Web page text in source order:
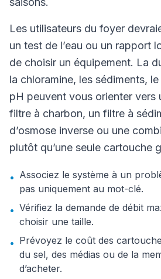
Les utilisateurs du foyer
un test de l’eau ou un rapport
de choisir un équipement. La
la chloramine, les sédiments,
pH peuvent vous orienter vers
filtre à charbon, un filtre à
d’osmose inverse ou une
plutôt qu’une seule cartouche
• Associez le système à un
pas uniquement au mot-clé.
• Vérifiez la demande de débit
choisir une taille.
• Prévoyez le coût des
du sel, des médias ou de la
d’acheter.